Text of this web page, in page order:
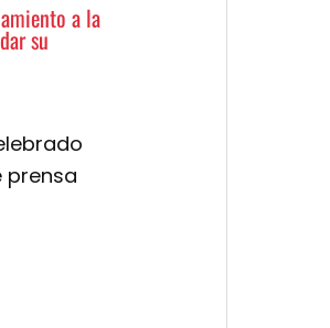
a la
su
prensa